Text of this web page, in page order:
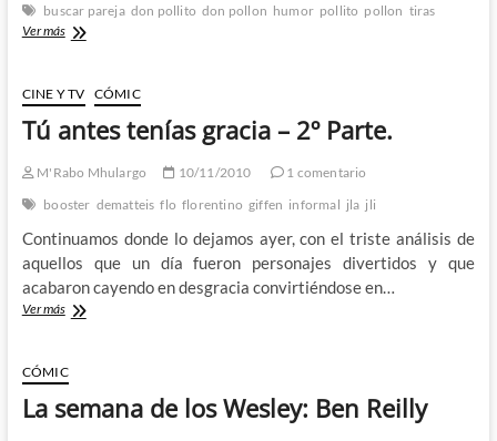
1º
Parte.
buscar pareja don pollito don pollon humor pollito pollon tiras
Ver másGafapastafarismo:
y
Don
Pollon
CINE Y TV CÓMIC
Tú antes tenías gracia – 2º Parte.
M'Rabo Mhulargo 10/11/2010
1 comentario
booster dematteis flo florentino giffen informal jla jli
Continuamos donde lo dejamos ayer, con el triste análisis de
aquellos que un día fueron personajes divertidos y que
acabaron cayendo en desgracia convirtiéndose en…
Ver másTú
gracia
–
2º
CÓMIC
La semana de los Wesley: Ben Reilly